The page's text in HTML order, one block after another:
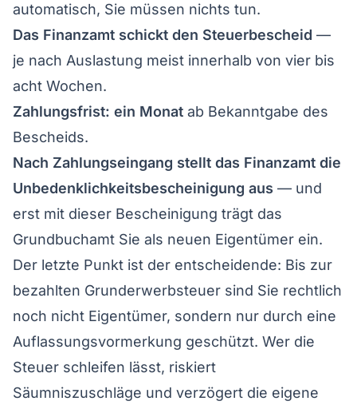
automatisch, Sie müssen nichts tun.
Das Finanzamt schickt den Steuerbescheid —
je nach Auslastung meist innerhalb von vier bis
acht Wochen.
Zahlungsfrist: ein Monat ab Bekanntgabe des
Bescheids.
Nach Zahlungseingang stellt das Finanzamt die
Unbedenklichkeitsbescheinigung aus — und
erst mit dieser Bescheinigung trägt das
Grundbuchamt Sie als neuen Eigentümer ein.
Der letzte Punkt ist der entscheidende: Bis zur
bezahlten Grunderwerbsteuer sind Sie rechtlich
noch nicht Eigentümer, sondern nur durch eine
Auflassungsvormerkung geschützt. Wer die
Steuer schleifen lässt, riskiert
Säumniszuschläge und verzögert die eigene